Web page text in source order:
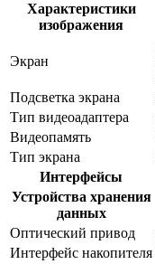
Характеристики
изображения
Экран
Подсветка экрана
Тип видеоадаптера
Видеопамять
Тип экрана
Интерфейсы
Устройства хранения
данных
Оптический привод
Интерфейс накопителя